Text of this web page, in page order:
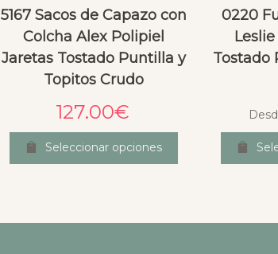
5167 Sacos de Capazo con
Colcha Alex Polipiel
Jaretas Tostado Puntilla y
Topitos Crudo
127.00€
Seleccionar opciones
0220
Tostado